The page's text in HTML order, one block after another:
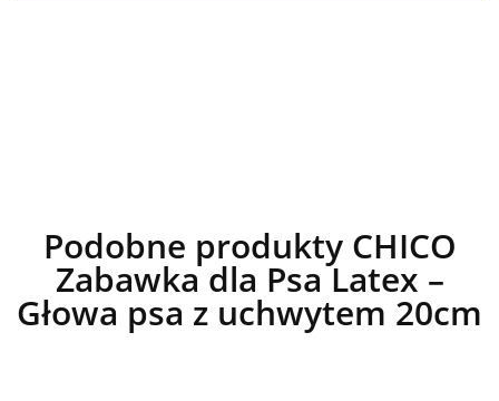
Podobne produkty CHICO
Zabawka dla Psa Latex –
Głowa psa z uchwytem 20cm